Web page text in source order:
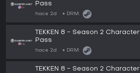
Pass
hace 2d DRM:
TEKKEN 8 - Season 2 Character
Pass
hace 2d DRM:
TEKKEN 8 - Season 2 Character